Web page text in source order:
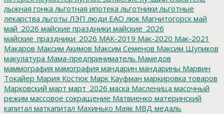
лыжная гонка льготная ипотека льготники льготные
лекарства льготы ЛЭП люди ЕАО люк Магнитогорск май
май_2026 майские праздники майские_2026
майские_праздники_2026 МАК-2019 Мак-2020 Мак-2021
Макаров Максим Акимов Максим Семенов Максим Шупиков
макулатура Мама-предприниматель Мамедов
маммография мамография мандарин мандарины Марвин
Токайер Мария Костюк Марк Кауфман маркировка товаров
Марковский март март_2026 маска Масленица масочный
режим массовое сокращение Матвиенко материнский
капитал маткапитал Махинько Маяк МВД медаль